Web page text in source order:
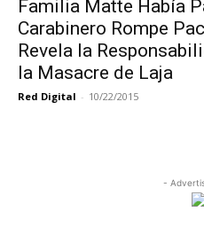
Familia Matte Había
Carabinero Rompe
Revela la
la Masacre de Laja
Red Digital - 10/22/2015
-